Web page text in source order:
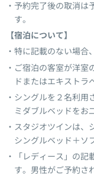
予約完了後の取消は
す。
【宿泊について】
特に記載のない場合
ご宿泊の客室が洋室
ドまたはエキストラ
シングルを２名利用
ミダブルベッドをお
スタジオツインは、
シングルベッド＋ソ
「レディース」の
す。男性がご予約さ